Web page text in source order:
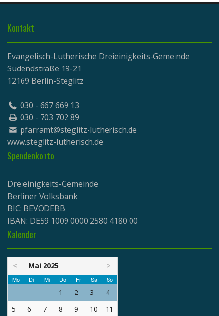
Kontakt
Evangelisch-Lutherische Dreieinigkeits-Gemeinde
Südendstraße 19-21
12169 Berlin-Steglitz
030 - 667 669 13
030 - 703 702 89
pfarramt@steglitz-lutherisch.de
www.steglitz-lutherisch.de
Spendenkonto
Dreieinigkeits-Gemeinde
Berliner Volksbank
BIC: BEVODEBB
IBAN: DE59 1009 0000 2580 4180 00
Kalender
< Mai 2025 >
Mo Di Mi Do Fr Sa So
1 2 3
4
5
6 7 8 9 10 11